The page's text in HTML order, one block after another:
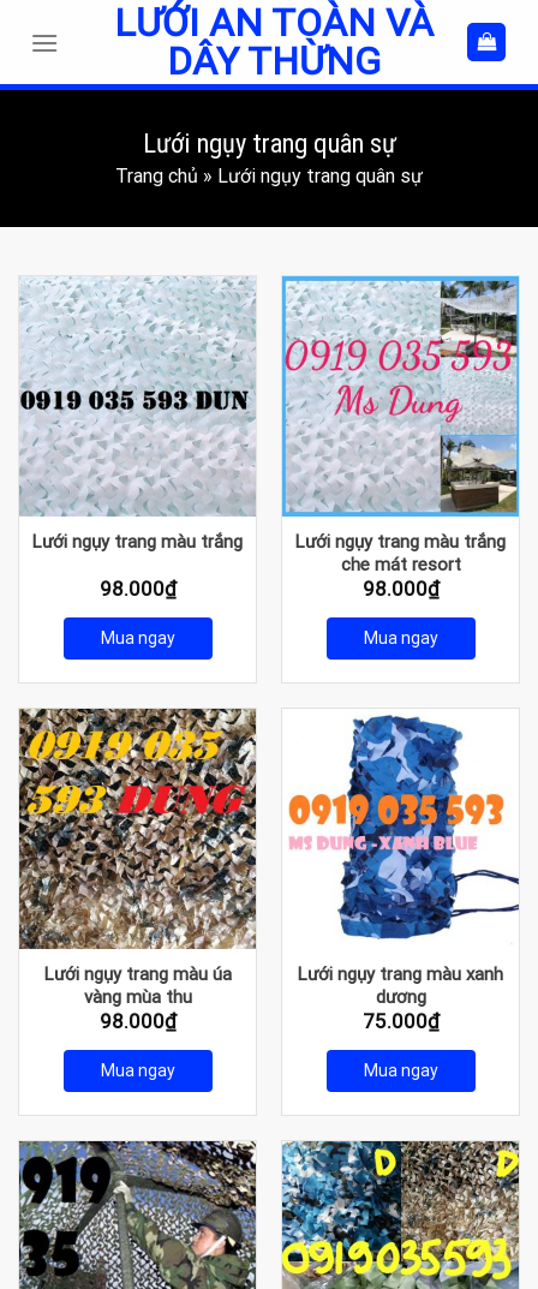
LƯỚI AN TOÀN VÀ
DÂY THỪNG
Lưới ngụy trang quân sự
Trang chủ » Lưới ngụy trang quân sự
Lưới ngụy trang màu trắng
98.000₫
Mua ngay
Lưới ngụy trang màu trắng
che mát resort
98.000₫
Mua ngay
Lưới ngụy trang màu úa
vàng mùa thu
98.000₫
Mua ngay
Lưới ngụy trang màu xanh
dương
75.000₫
Mua ngay